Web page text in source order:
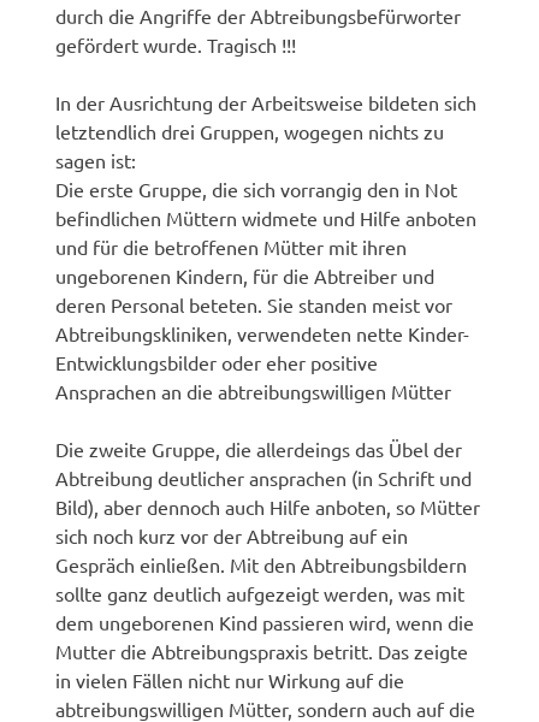
durch die Angriffe der Abtreibungsbefürworter
gefördert wurde. Tragisch !!!
In der Ausrichtung der Arbeitsweise bildeten sich
letztendlich drei Gruppen, wogegen nichts zu
sagen ist:
Die erste Gruppe, die sich vorrangig den in Not
befindlichen Müttern widmete und Hilfe anboten
und für die betroffenen Mütter mit ihren
ungeborenen Kindern, für die Abtreiber und
deren Personal beteten. Sie standen meist vor
Abtreibungskliniken, verwendeten nette Kinder-
Entwicklungsbilder oder eher positive
Ansprachen an die abtreibungswilligen Mütter
Die zweite Gruppe, die allerdeings das Übel der
Abtreibung deutlicher ansprachen (in Schrift und
Bild), aber dennoch auch Hilfe anboten, so Mütter
sich noch kurz vor der Abtreibung auf ein
Gespräch einließen. Mit den Abtreibungsbildern
sollte ganz deutlich aufgezeigt werden, was mit
dem ungeborenen Kind passieren wird, wenn die
Mutter die Abtreibungspraxis betritt. Das zeigte
in vielen Fällen nicht nur Wirkung auf die
abtreibungswilligen Mütter, sondern auch auf die